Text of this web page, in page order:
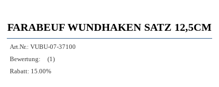
FARABEUF WUNDHAKEN SATZ 12,5CM
Art.Nr.: VUBU-07-37100
Bewertung:
(1)
Rabatt: 15.00%